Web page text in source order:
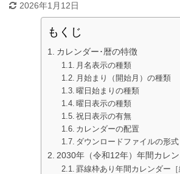
2026年1月12日
もくじ
カレンダー･暦の特徴
月名表示の種類
月始まり（開始月）の種類
曜日始まりの種類
曜日表示の種類
祝日表示の有無
カレンダーの配置
ダウンロードファイルの形式
2030年（令和12年）年間カレ
罫線枠あり年間カレンダー［